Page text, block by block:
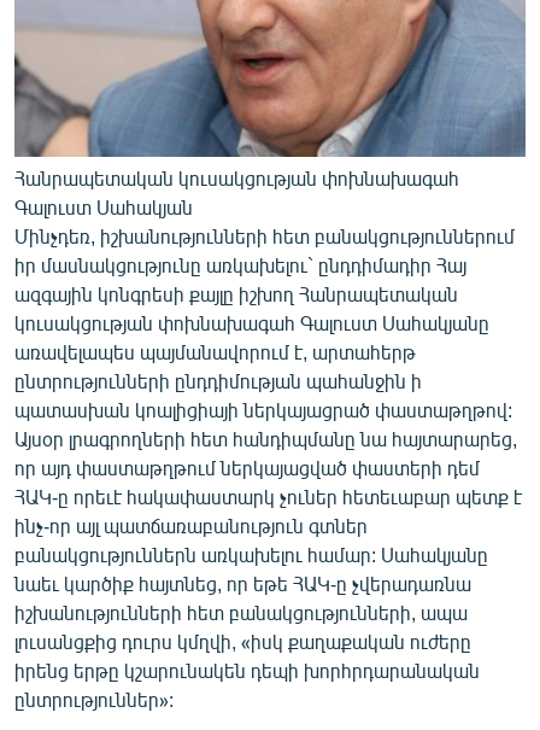
Հանրապետական կուսակցության փոխնախագահ
Գալուստ Սահակյան
Մինչդեռ, իշխանությունների հետ բանակցություններում
իր մասնակցությունը առկախելու` ընդդիմադիր Հայ
ազգային կոնգրեսի քայլը իշխող Հանրապետական
կուսակցության փոխնախագահ Գալուստ Սահակյանը
առավելապես պայմանավորում է, արտահերթ
ընտրությունների ընդդիմության պահանջին ի
պատասխան կոալիցիայի ներկայացրած փաստաթղթով:
Այսօր լրագրողների հետ հանդիպմանը նա հայտարարեց,
որ այդ փաստաթղթում ներկայացված փաստերի դեմ
ՀԱԿ-ը որեւէ հակափաստարկ չուներ հետեւաբար պետք է
ինչ-որ այլ պատճառաբանություն գտներ
բանակցություններն առկախելու համար: Սահակյանը
նաեւ կարծիք հայտնեց, որ եթե ՀԱԿ-ը չվերադառնա
իշխանությունների հետ բանակցությունների, ապա
լուսանցքից դուրս կմղվի, «իսկ քաղաքական ուժերը
իրենց երթը կշարունակեն դեպի խորհրդարանական
ընտրություններ»: